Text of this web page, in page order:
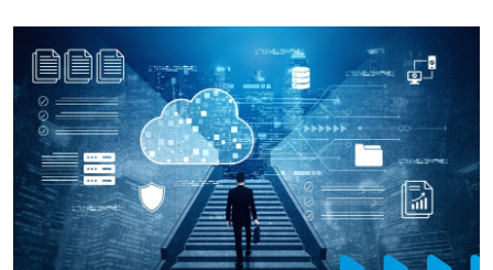
Infrastruktura IT
Audyty i doradztwo
Managed IT & Outsourcing
Migracje i wdrożenia